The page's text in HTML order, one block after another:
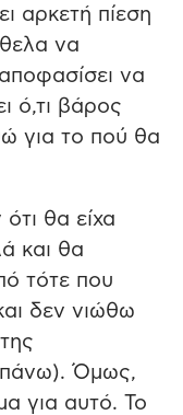
αρκετή πίεση
να
να
ό,τι βάρος
για το πού θα
θα είχα
και θα
τότε που
δεν νιώθω
Όμως,
για αυτό. Το